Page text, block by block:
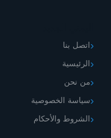
اتصل بنا
الرئيسية
من نحن
سياسة الخصوصية
الشروط والأحكام